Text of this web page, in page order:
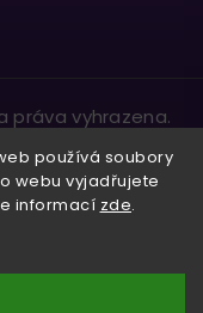
používá soubory
webu vyjadřujete
informací zde.
práva vyhrazena.